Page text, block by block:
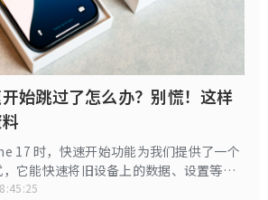
始跳过了怎么办？别慌！这样
17 时，快速开始功能为我们提供了一个
它能快速将旧设备上的数据、设置等迁
有些用户可能因为各种原因错过了这一